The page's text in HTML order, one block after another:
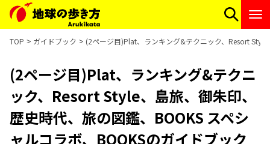
TOP ガイドブック (2ページ目)Plat、ランキング&テクニック、Resort
(2ページ目)Plat、ランキング&テクニ
ック、Resort Style、島旅、御朱印、
歴史時代、旅の図鑑、BOOKS スペシ
ャルコラボ、BOOKSのガイドブック